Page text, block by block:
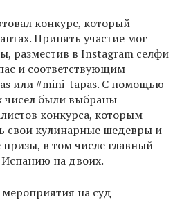
конкурс, который
Принять участие мог
разместив в Instagram селфи
и соответствующим
или #mini_tapas. С помощью
чисел были выбраны
конкурса, которым
свои кулинарные шедевры и
призы, в том числе главный
на двоих.
на суд